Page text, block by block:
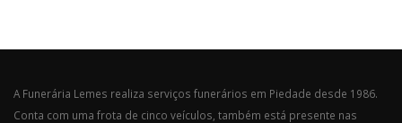
A Funerária Lemes realiza serviços funerários em Piedade desde 1986.
Conta com uma frota de cinco veículos, também está presente nas